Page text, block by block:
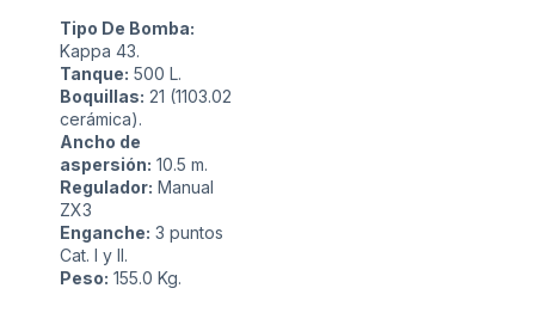
Tipo De Bomba:
Kappa 43.
Tanque: 500 L.
Boquillas: 21 (1103.02
cerámica).
Ancho de
aspersión: 10.5 m.
Regulador: Manual
ZX3
Enganche: 3 puntos
Cat. I y II.
Peso: 155.0 Kg.